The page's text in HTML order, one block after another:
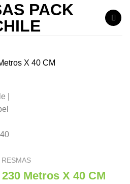
Metros X 40 CM